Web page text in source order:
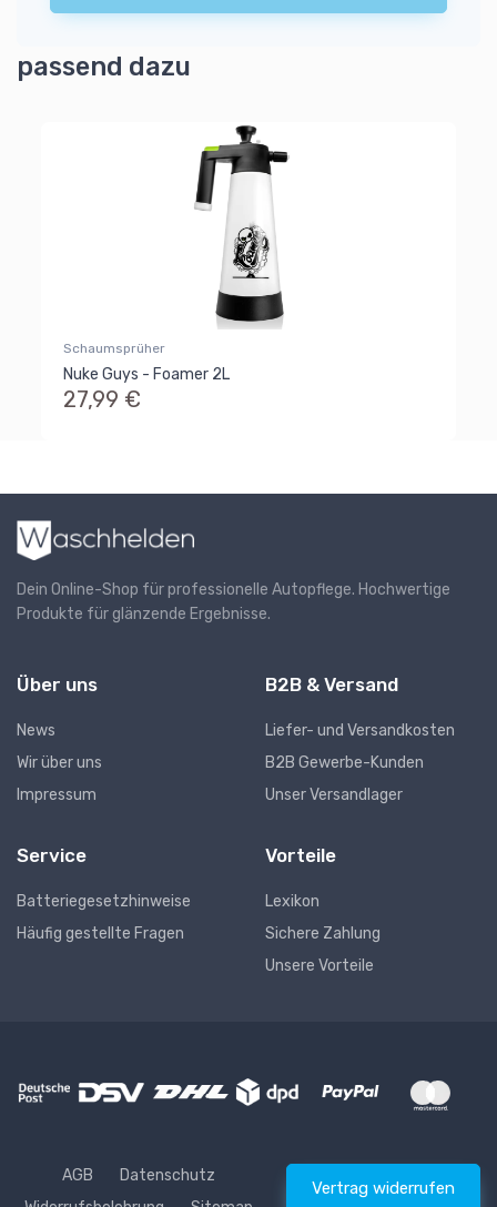
passend dazu
Schaumsprüher
Nuke Guys - Foamer 2L
27,99 €
Dein Online-Shop für professionelle Autopflege. Hochwertige
Produkte für glänzende Ergebnisse.
Über uns
News
Wir über uns
Impressum
B2B & Versand
Liefer- und Versandkosten
B2B Gewerbe-Kunden
Unser Versandlager
Service
Batteriegesetzhinweise
Häufig gestellte Fragen
Vorteile
Lexikon
Sichere Zahlung
Unsere Vorteile
AGB
Datenschutz
Vertrag widerrufen